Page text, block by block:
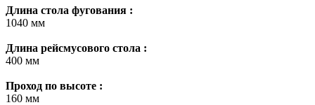
Длина стола фугования :
1040 мм
Длина рейсмусового стола :
400 мм
Проход по высоте :
160 мм